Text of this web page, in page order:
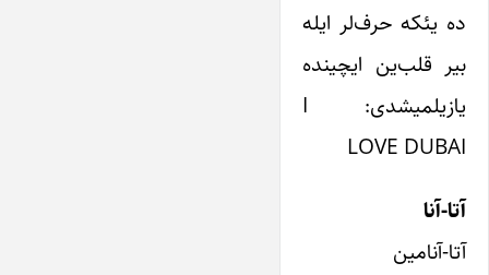
ده یئکه حرف‌لر ایله
بیر قلب‌ین ایچینده
یازیلمیشدی: I
LOVE DUBAI
آتا-آنا
آتا-آنامین